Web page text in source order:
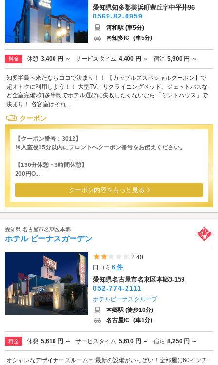
愛知県知多郡美浜町豊丘字中平井96
0569-82-0959
河和駅 (車5分)
南知多IC (車5分)
料金 休憩 3,400 円 ～ サービスタイム 4,400 円 ～ 宿泊 5,900 円 ～
知多半島へ来たならココで決まり！！ 【カップルズスペシャルクーポン】で
超オトクに利用しよう！！ 大型TV、リクライニングベッド、ジェットバスな
ど全室完備♪知多半島でホテル選びに失敗したくないなら「ミントハウス」で
決まり！ 各客室はそれ...
クーポン
【クーポン番号：3012】
※入室後15分以内にフロントへクーポン番号をお伝えください。
【130分休憩・3時間休憩】
200円O...
クーポン内容をもっと見る
愛知県 名古屋市名東区本郷
ホテル ビーナスガーデン
5つ星のうち2
2.40
口コミ6 件
愛知県名古屋市名東区本郷3-159
052-774-2111
ホテルビーナスグループ
本郷駅 (徒歩10分)
名古屋IC (車1分)
料金 休憩 5,610 円 ～ サービスタイム 5,610 円 ～ 宿泊 8,250 円 ～
オシャレなデザイナーズルーム☆ 最新の設備がいっぱい！全部屋に60インチ